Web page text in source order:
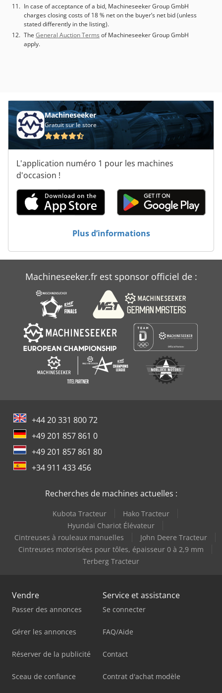
In case of acceptance of a bid, Machineseeker Group GmbH
charges closing costs of 18 % net on the buyer’s net bid (unless
stated differently in the listing).
The General Auction Terms of Machineseeker Group GmbH
apply.
Machineseeker
Gratuit sur le store
L'application numéro 1 pour les machines
d'occasion !
Plus d’informations
Machineseeker.fr est sponsor officiel de :
+44 20 331 800 72
+49 201 857 861 0
+49 201 857 861 80
+34 911 433 456
Recherches de machines actuelles :
Kubota Tracteur
Hako Tracteur
Hyundai Chariot Élévateur
Cintreuses à rouleaux manuelles
John Deere Tracteur
Cintreuses motorisées pour tôles, épaisseur 0 à 2,9 mm
Terberg Tracteur
Vendre
Passer des annonces
Gérer les annonces
Réserver de la publicité
Sceau de confiance
Service et assistance
Se connecter
FAQ/Aide
Contact
Contrat d'achat modèle